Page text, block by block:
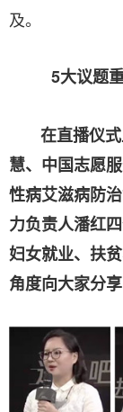
及。
5大议题
在直播仪式
慧、中国志愿
性病艾滋病防
力负责人潘红
妇女就业、扶
角度向大家分